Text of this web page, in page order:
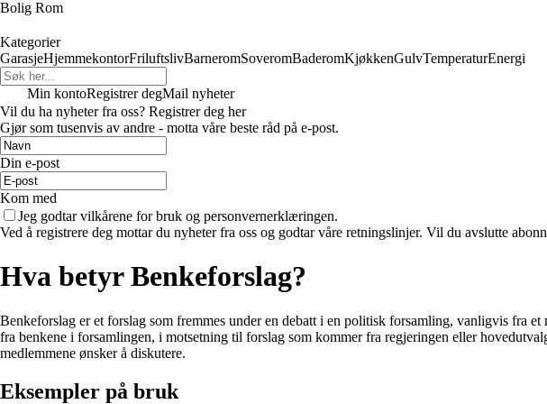
Bolig Rom
Kategorier
GarasjeHjemmekontorFriluftslivBarneromSoveromBaderomKjøkkenGulvTemperaturEnergi
Min kontoRegistrer degMail nyheter
Vil du ha nyheter fra oss? Registrer deg her
Gjør som tusenvis av andre - motta våre beste råd på e-post.
Din e-post
Kom med
Jeg godtar vilkårene for bruk og personvernerklæringen.
Ved å registrere deg mottar du nyheter fra oss og godtar våre retningslinjer. Vil du avslutte
Hva betyr Benkeforslag?
Benkeforslag er et forslag som fremmes under en debatt i en politisk forsamling, vanligvis fra
fra benkene i forsamlingen, i motsetning til forslag som kommer fra regjeringen eller
medlemmene ønsker å diskutere.
Eksempler på bruk